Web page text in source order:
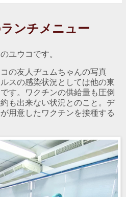
ンチメニュー
ユウコです。
の友人ヂュムちゃんの写真
スの感染状況としては他の東
す。ワクチンの供給量も圧倒
も出来ない状況とのこと。ヂ
用意したワクチンを接種する